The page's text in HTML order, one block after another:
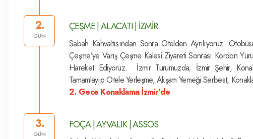
2.
GÜN
ÇEŞME | ALACATI | İZMİR
Sabah Kahvaltısından Sonra Otelden Ayrılıyoruz.
Çeşme’ye Varış Çeşme Kalesi Ziyareti Sonrası Kordon
Hareket Ediyoruz. İzmir Turumuzda; İzmir Şehir,
Tamamlayıp Otele Yerleşme, Akşam Yemeği Serbest,
2. Gece Konaklama İzmir'de
3.
GÜN
FOÇA | AYVALIK | ASSOS